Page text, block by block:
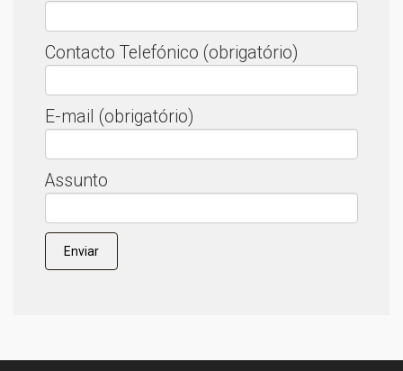
Contacto Telefónico (obrigatório)
E-mail (obrigatório)
Assunto